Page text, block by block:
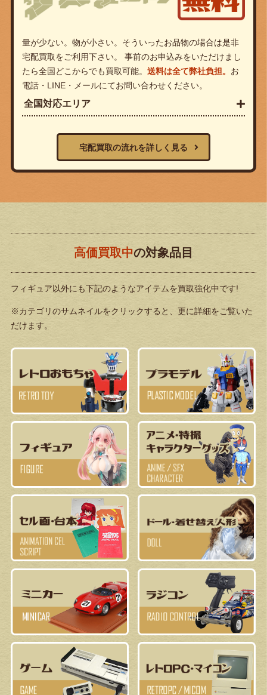
量が少ない。物が小さい。そういったお品物の場合は是非
宅配買取をご利用下さい。 事前のお申込みをいただけまし
たら全国どこからでも買取可能。 送料は全て弊社負担。 お
電話・LINE・メールにてお問い合わせください。
全国対応エリア
宅配買取の流れを詳しく見る
高価買取中の対象品目
フィギュア以外にも下記のようなアイテムを買取強化中です!
※カテゴリのサムネイルをクリックすると、更に詳細をご覧いた
だけます。